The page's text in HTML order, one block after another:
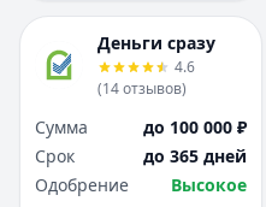
Деньги сразу
4.6
(14отзывов)
Сумма
до 100 000 ₽
Срок
до 365 дней
Одобрение
Высокое